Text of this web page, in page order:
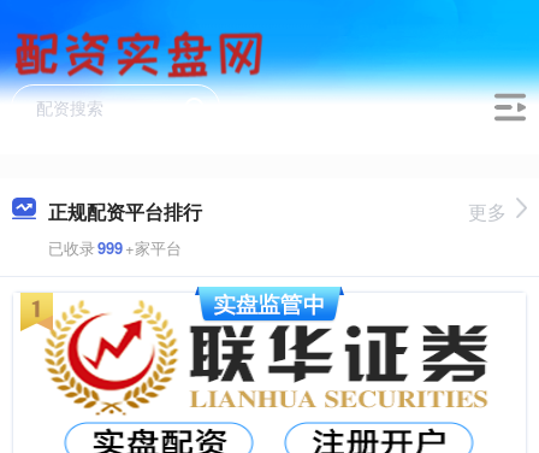
正规配资平台排行
已收录999+家平台
更多